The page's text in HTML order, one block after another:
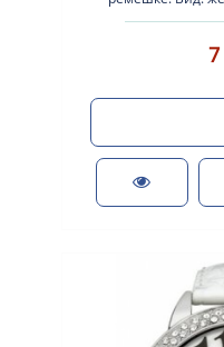
механизма: